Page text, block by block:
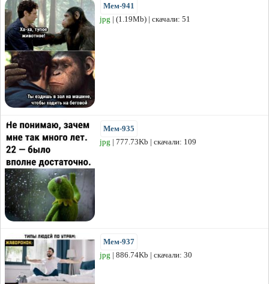
Мем-941
jpg | (1.19Mb) | скачали: 51
Мем-935
jpg | 777.73Kb | скачали: 109
Мем-937
jpg | 886.74Kb | скачали: 30